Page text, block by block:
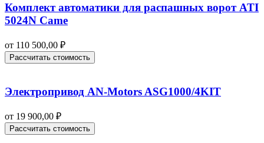
Комплект автоматики для распашных ворот ATI
5024N Came
от 110 500,00 ₽
Рассчитать стоимость
Электропривод AN-Motors ASG1000/4KIT
от 19 900,00 ₽
Рассчитать стоимость